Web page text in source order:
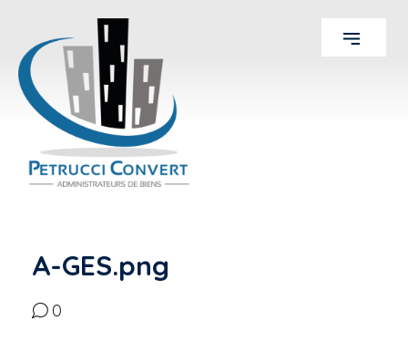
A-GES.png
0